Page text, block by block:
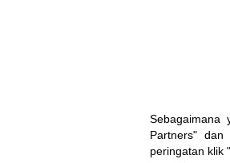
Partners"
peringatan klik